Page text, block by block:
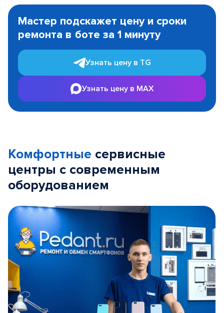
1
Мастер подскажет цену и сроки
ремонта в боте за 1 минуту
Узнать цену в TG
Узнать цену в MAX
Комфортные сервисные
центры с современным
оборудованием